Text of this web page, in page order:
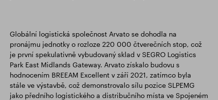
Globální logistická společnost Arvato se dohodla na
pronájmu jednotky o rozloze 220 000 čtverečních stop, což
je první spekulativně vybudovaný sklad v SEGRO Logistics
Park East Midlands Gateway. Arvato získalo budovu s
hodnocením BREEAM Excellent v září 2021, zatímco byla
stále ve výstavbě, což demonstrovalo sílu pozice SLPEMG
jako předního logistického a distribučního místa ve Spojeném